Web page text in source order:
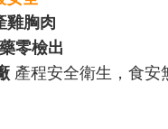
雞胸肉
零檢出
產程安全衛生，食安